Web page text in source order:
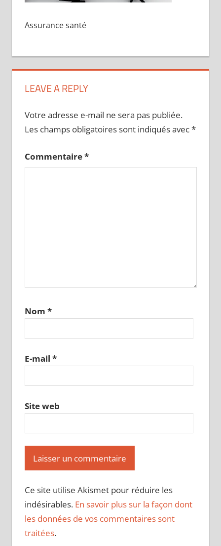
Assurance santé
LEAVE A REPLY
Votre adresse e-mail ne sera pas publiée.
Les champs obligatoires sont indiqués avec*
Commentaire*
Nom *
E-mail *
Site web
Ce site utilise Akismet pour réduire les
indésirables. En savoir plus sur la façon dont
les données de vos commentaires sont
traitées.